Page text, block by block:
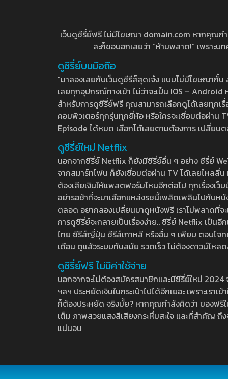
เว็บดูซีรี่ย์ฟรี ไม่มีโฆษณา domain.com หากคุณก
ละก็ขอบอกเลยว่า “ห้ามพลาด!” เพราะ
ดูซีรี่ย์บนมือถือ
"มาลองเลยกับเว็บดูซีรีส์สุดเจ๋ง แบบไม่มีโฆษณากั้
เลยทุกอุปกรณ์ทางเข้า ไม่ว่าจะเป็น IOS –
สำหรับการดูซีรี่ย์ฟรี คุณสามารถเลือกดูได้เลยทุกเ
คอมพิวเตอร์ทุกรุ่นทุกยี่ห้อ หรือใครจะเชื่อมต่อผ่าน
Episode ได้หมด เลือกได้เลยตามต้องการ เปลี่ยน
ดูซีรี่ย์ใหม่ Netflix
นอกจากซีรี่ย์ Netflix ก็ยังมีซีรี่ย์อื่น ๆ อย่าง ซีรี่ย์
จากสมาร์ทโฟน ก็ยังเชื่อมต่อผ่าน TV ได้เลยไหลลื่
ต้องเสียเงินให้แพลตฟอร์มไหนอีกต่อไป ทุกเรื่องเว็
อย่ารอช้าที่จะมาเลือกแหล่งรชนี้เพลิดเพลินไปกับห
ตลอด อยากลองเปลี่ยนมาดูหนังฟรี เราไม่พลาดที่
การดูซีรี่ย์จะกลายเป็นเรื่องง่าย.. ซีรี่ย์ Netflix เป็น
ไทย ซีรีส์ญี่ปุ่น ซีรีส์เกาหลี หรืออื่น ๆ เพียบ ตอบโจท
เดือน ดูแล้วระบบทันสมัย รวดเร็ว ไม่ต้องดาวน์โห
ดูซีรี่ย์ฟรี ไม่มีค่าใช้จ่าย
นอกจากจะไม่ต้องสมัครสมาชิกและมีซีรี่ย์ใหม่
ฯลฯ ประหยัดเงินในกระเป๋าไปได้อีกเยอะ เพราะเร
ก็ต้องประหยัด จริงมั้ย? หากคุณกำลังคิดว่า ของฟ
เต็ม ภาพสวยแสงสีเสียงกระหึ่มสะใจ และที่สำคัญ
แน่นอน